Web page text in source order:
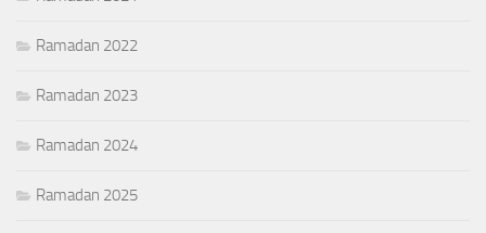
Ramadan 2022
Ramadan 2023
Ramadan 2024
Ramadan 2025